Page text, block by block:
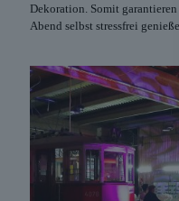
Dekoration. Somit
Abend selbst stressfrei